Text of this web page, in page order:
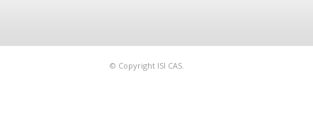
© Copyright ISI CAS.